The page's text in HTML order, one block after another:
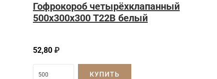
Гофрокороб четырёхклапанный
500х300х300 Т22В белый
52,80 ₽
КУПИТЬ